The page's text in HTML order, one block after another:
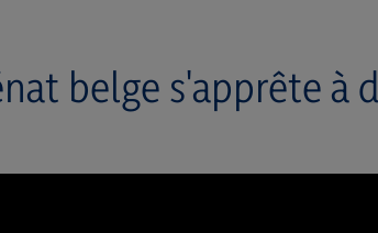
belge s'apprête à